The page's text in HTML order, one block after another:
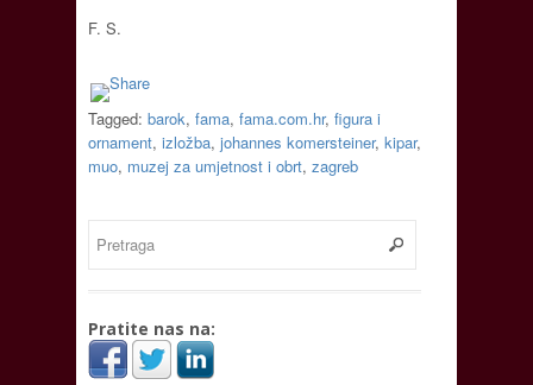
F. S.
Tagged: barok, fama, fama.com.hr, figura i
ornament, izložba, johannes komersteiner, kipar,
muo, muzej za umjetnost i obrt, zagreb
Pratite nas na: